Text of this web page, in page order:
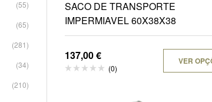
SACO DE TRANSPORTE
IMPERMIAVEL 60X38X38
137,00€
(0)
VER
(55)
(65)
(281)
(34)
(210)